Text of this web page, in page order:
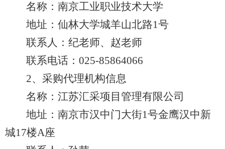
名称：南京工业职业技术大学
地址：仙林大学城羊山北路1号
联系人：纪老师、赵老师
联系电话：025-85864066
2、采购代理机构信息
名称：江苏汇采项目管理有限公司
地址：南京市汉中门大街1号金鹰汉中新
城17楼A座